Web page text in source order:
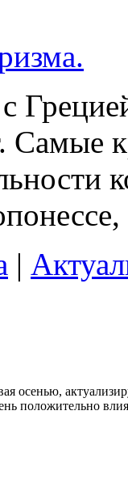
Самые
|
осенью,
положительно